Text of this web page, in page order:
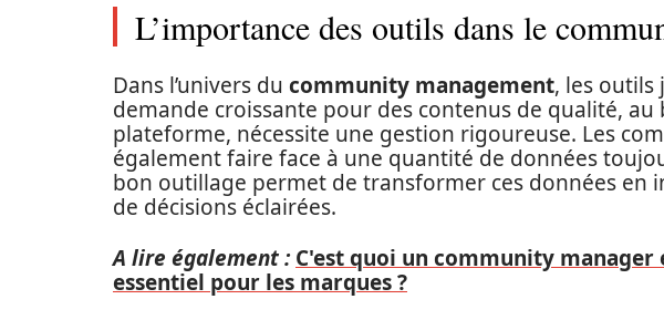
L’importance des outils dans le
Dans l’univers du community management, les outils
demande croissante pour des contenus de qualité,
plateforme, nécessite une gestion rigoureuse. Les
également faire face à une quantité de données
bon outillage permet de transformer ces données en
de décisions éclairées.
A lire également : C'est quoi un community
essentiel pour les marques ?